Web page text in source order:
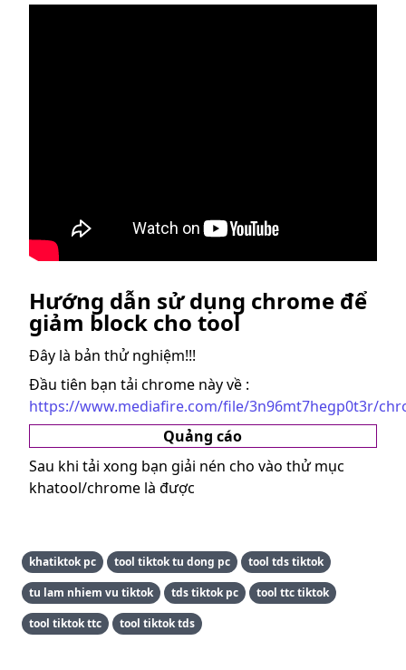
Hướng dẫn sử dụng chrome để
giảm block cho tool
Đây là bản thử nghiệm!!!
Đầu tiên bạn tải chrome này về :
https://www.mediafire.com/file/3n96mt7hegp0t3r/
Quảng cáo
Sau khi tải xong bạn giải nén cho vào thử mục
khatool/chrome là được
khatiktok pc tool tiktok tu dong pc
tool tds tiktok
tu lam nhiem vu tiktok
tds tiktok pc
tool ttc tiktok
tool tiktok ttc
tool tiktok tds